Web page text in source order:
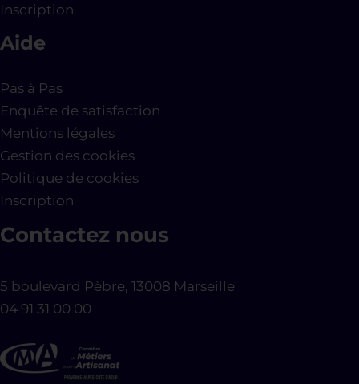
Inscription
Aide
Pas à Pas
Enquête de satisfaction
Mentions légales
Gestion des cookies
Politique de cookies
Inscription
Contactez nous
5 boulevard Pèbre, 13008 Marseille
04 91 31 00 00